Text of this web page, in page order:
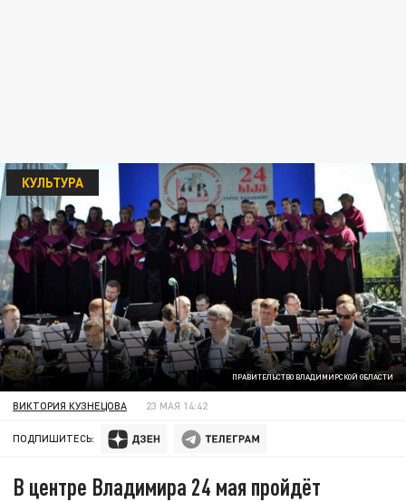
ПРАВИТЕЛЬСТВО ВЛАДИМИРСКОЙ ОБЛАСТИ
КУЛЬТУРА
ВИКТОРИЯ КУЗНЕЦОВА 23 МАЯ 14:42
ПОДПИШИТЕСЬ:
В центре Владимира 24 мая пройдёт